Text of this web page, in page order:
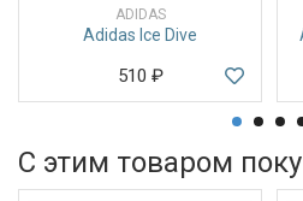
ADIDAS
Adidas Ice Dive
510 ₽
С этим товаром